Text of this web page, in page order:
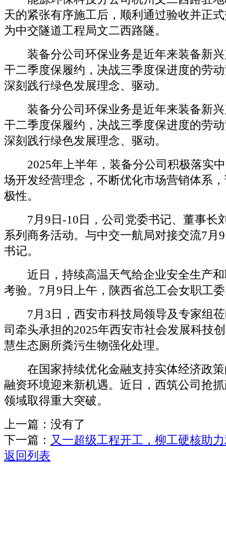
天的紧张有序施工后，顺利通过验收并正
为中交隧道工程局文二西路隧。
装备分公司环保业务是近年来装备新兴
干二季度保履约，决战三季度保进度的劳
深刻践行绿色发展理念、驱动。
装备分公司环保业务是近年来装备新兴
干二季度保履约，决战三季度保进度的劳
深刻践行绿色发展理念、驱动。
2025年上半年，装备分公司积极落实中
场开发经营理念，不断优化市场营销体系
极性。
7月9日-10日，公司党委书记、董事长
系列商务活动。与中交一航局对接交流7月
书记。
近日，持续高温天气给企业安全生产和
考验。7月9日上午，陕西省总工会女职工
7月3日，西安市科技局领导及专家组莅
司牵头承担的2025年西安市社会发展科技
慧生态厕所粪污生物强化处理。
在国家持续优化金融支持实体经济政策
融资环境迎来新机遇。近日，西筑公司抢
领域取得重大突破。
上一篇：没有了
下一篇： 又一超级工程开工，柳工硬核助
返回列表